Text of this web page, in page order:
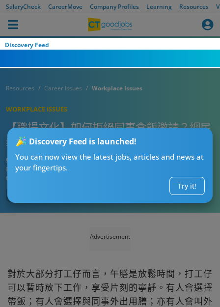
SalaryCheck CareerMove Company Profiles Learning Resources
Discovery Feed
Discovery Feed is launched!
You can now view the latest jobs, articles and news at
your fingertips.
Try it!
Resources Career Issues Workplace Issues
WORKPLACE ISSUES
【職場文化】如何拒絕同事食飯邀請？網民
教路可以咁樣講！
CTgoodjobs’ Editor
Published:2025-11-03 13:01
Updated:
Advertisement
對於大部分打工仔而言，午膳是放鬆時間，打工仔
可以暫時放下工作，享受片刻的寧靜。有人會選擇
帶飯；有人會選擇與同事外出用膳；亦有人會叫外